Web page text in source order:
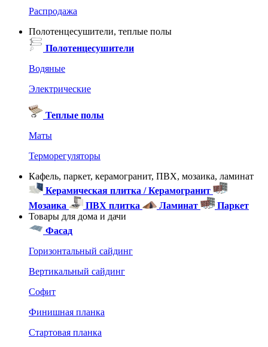
Распродажа
Полотенцесушители, теплые полы
Полотенцесушители
Водяные
Электрические
Теплые полы
Маты
Терморегуляторы
Кафель, паркет, керамогранит, ПВХ, мозаика, ламинат
Керамическая плитка / Керамогранит
Мозаика
ПВХ плитка Ламинат
Паркет
Товары для дома и дачи
Фасад
Горизонтальный сайдинг
Вертикальный сайдинг
Софит
Финишная планка
Стартовая планка